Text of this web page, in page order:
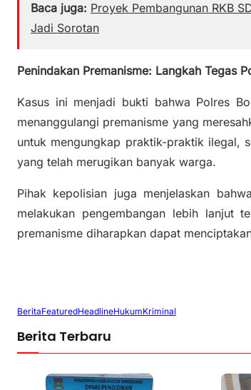
Baca juga: Proyek Pembangunan RKB
Jadi Sorotan
Penindakan Premanisme: Langkah Tegas
Kasus ini menjadi bukti bahwa Polres
menanggulangi premanisme yang
untuk mengungkap praktik-praktik ilegal,
yang telah merugikan banyak warga.
Pihak kepolisian juga menjelaskan
melakukan pengembangan lebih lanjut
premanisme diharapkan dapat
BeritaFeaturedHeadlineHukumKriminal
Berita Terbaru